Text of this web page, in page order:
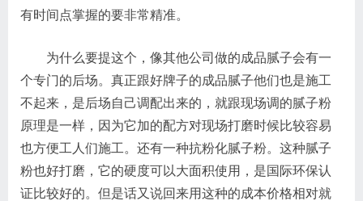
有时间点掌握的要非常精准。
为什么要提这个，像其他公司做的成品腻子会有一
个专门的后场。真正跟好牌子的成品腻子他们也是施工
不起来，是后场自己调配出来的，就跟现场调的腻子粉
原理是一样，因为它加的配方对现场打磨时候比较容易
也方便工人们施工。还有一种抗粉化腻子粉。这种腻子
粉也好打磨，它的硬度可以大面积使用，是国际环保认
证比较好的。但是话又说回来用这种的成本价格相对就